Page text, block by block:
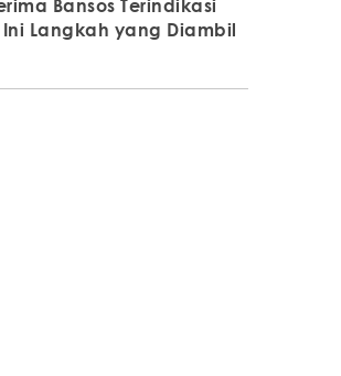
Bansos Terindikasi
Langkah yang Diambil